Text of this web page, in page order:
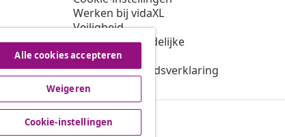
Werken bij vidaXL
Veiligheid
EU verantwoordelijke
Beleid voor EPR
Toegankelijkheidsverklaring
Alle cookies accepteren
Weigeren
Cookie-instellingen